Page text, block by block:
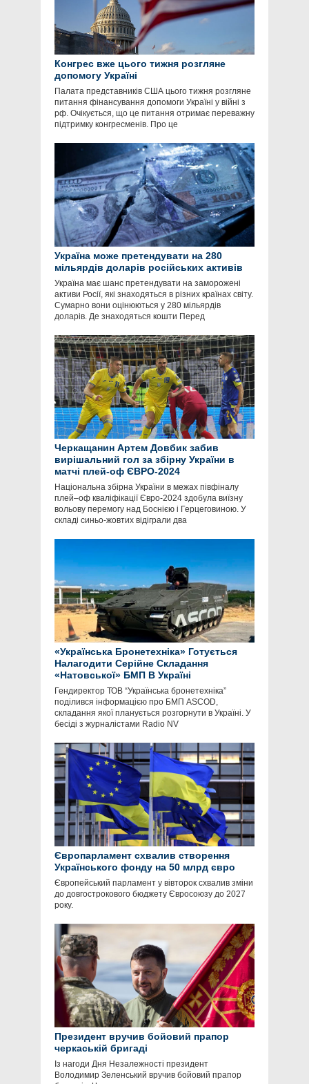
Конгрес вже цього тижня розгляне
допомогу Україні
Палата представників США цього тижня розгляне
питання фінансування допомоги Україні у війні з
рф. Очікується, що це питання отримає переважну
підтримку конгресменів. Про це
Україна може претендувати на 280
мільярдів доларів російських активів
Україна має шанс претендувати на заморожені
активи Росії, які знаходяться в різних країнах світу.
Сумарно вони оцінюються у 280 мільярдів
доларів. Де знаходяться кошти Перед
Черкащанин Артем Довбик забив
вирішальний гол за збірну України в
матчі плей-оф ЄВРО-2024
Національна збірна України в межах півфіналу
плей–оф кваліфікації Євро-2024 здобула виїзну
вольову перемогу над Боснією і Герцеговиною. У
складі синьо-жовтих відіграли два
«Українська Бронетехніка» Готується
Налагодити Серійне Складання
«Натовської» БМП В Україні
Гендиректор ТОВ “Українська бронетехніка”
поділився інформацією про БМП ASCOD,
складання якої планується розгорнути в Україні. У
бесіді з журналістами Radio NV
Європарламент схвалив створення
Українського фонду на 50 млрд євро
Європейський парламент у вівторок схвалив зміни
до довгострокового бюджету Євросоюзу до 2027
року.
Президент вручив бойовий прапор
черкаській бригаді
Із нагоди Дня Незалежності президент
Володимир Зеленський вручив бойовий прапор